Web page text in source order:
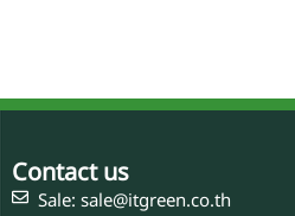
Contact us
Sale: sale@itgreen.co.th